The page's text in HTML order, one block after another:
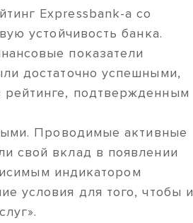
Expressbank-а со
устойчивость банка.
показатели
достаточно успешными,
подтвержденным
Проводимые активные
свой вклад в появлении
индикатором
условия для того, чтобы и